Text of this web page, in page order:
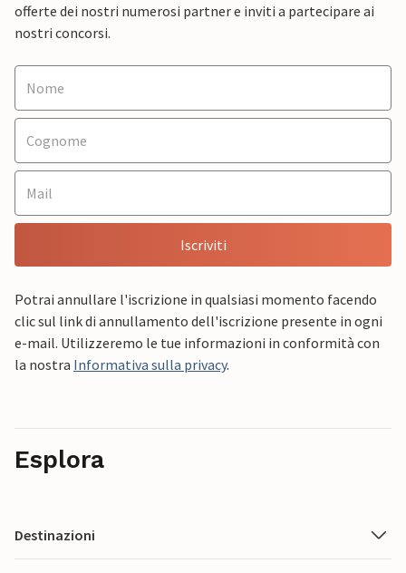
offerte dei nostri numerosi partner e inviti a partecipare ai
nostri concorsi.
Iscriviti
Potrai annullare l'iscrizione in qualsiasi momento facendo
clic sul link di annullamento dell'iscrizione presente in ogni
e-mail. Utilizzeremo le tue informazioni in conformità con
la nostra Informativa sulla privacy.
Esplora
Destinazioni